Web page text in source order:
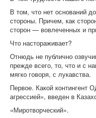
В том, что нет оснований
стороны. Причем, как
сторон — вовлеченных и
Что настораживает?
Отнюдь не публично
прежде всего, то, что и с
мягко говоря, с лукавства.
Первое. Какой контингент
агрессией», введен в
«Миротворческий».